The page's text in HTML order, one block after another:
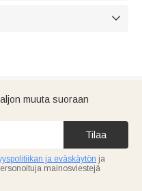

muuta suoraan
Tilaa
ja eväskäytön ja
mainosviestejä